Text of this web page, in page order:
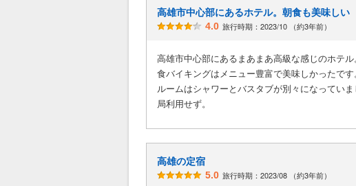
高雄市中心部にあるホテル。朝食も美味しい
4.0 旅行時期：2023/10 （約3年前）
高雄市中心部にあるまあまあ高級な感じのホテ
食バイキングはメニュー豊富で美味しかったで
ルームはシャワーとバスタブが別々になってい
局利用せず。
高雄の定宿
5.0 旅行時期：2023/08 （約3年前）